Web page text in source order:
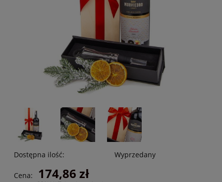
Dostępna ilość: Wyprzedany
Cena: 174,86 zł